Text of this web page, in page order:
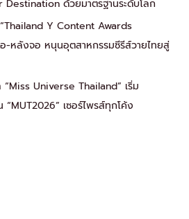
Destination ด้วยมาตรฐานระดับโลก
Y Content Awards
-หลังจอ หนุนอุตสาหกรรมซีรีส์วายไทยสู่
“Miss Universe Thailand” เริ่ม
เซอร์ไพรส์ทุกโค้ง